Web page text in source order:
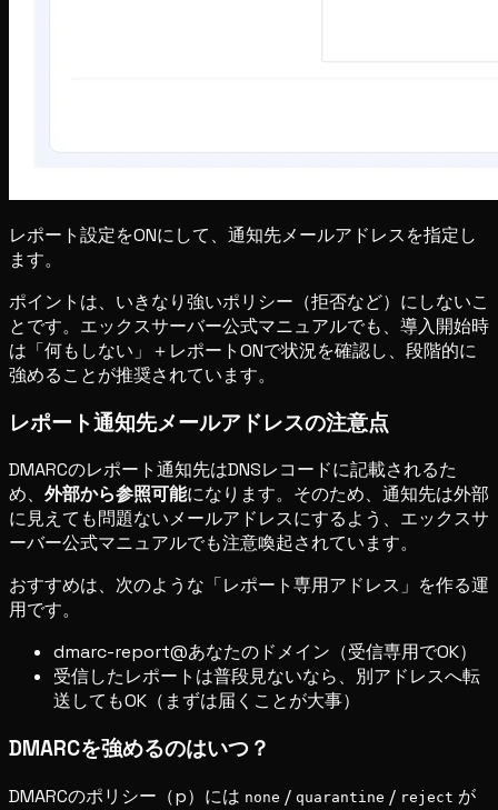
レポート設定をONにして、通知先メールアドレスを指定し
ます。
ポイントは、いきなり強いポリシー（拒否など）にしないこ
とです。エックスサーバー公式マニュアルでも、導入開始時
は「何もしない」＋レポートONで状況を確認し、段階的に
強めることが推奨されています。
レポート通知先メールアドレスの注意点
DMARCのレポート通知先はDNSレコードに記載されるた
め、 外部から参照可能になります。そのため、通知先は外部
に見えても問題ないメールアドレスにするよう、エックスサ
ーバー公式マニュアルでも注意喚起されています。
おすすめは、次のような「レポート専用アドレス」を作る運
用です。
dmarc-report@あなたのドメイン（受信専用でOK）
受信したレポートは普段見ないなら、別アドレスへ転
送してもOK（まずは届くことが大事）
DMARCを強めるのはいつ？
DMARCのポリシー（p）には none / quarantine / reject が